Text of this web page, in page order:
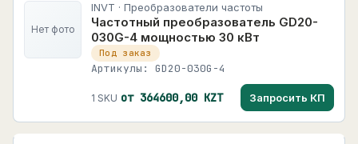
Нет фото
INVT · Преобразователи частоты
Частотный преобразователь GD20-
030G-4 мощностью 30 кВт
Под заказ
Артикулы: GD20-030G-4
1 SKU от 364600,00 KZT Запросить КП